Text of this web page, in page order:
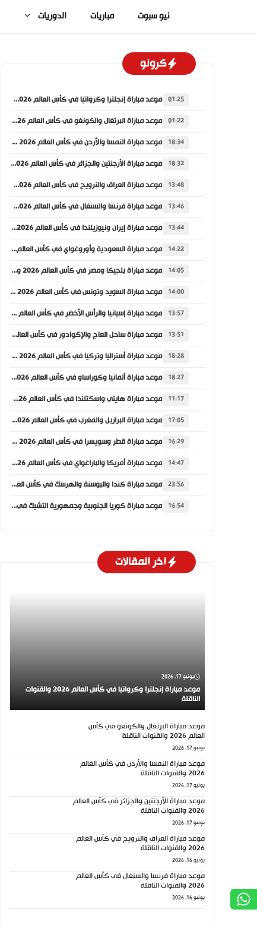
المحتوى
نيو سبوت مباريات الدوريات
كرونو
01:25 موعد مباراة إنجلترا وكرواتيا في كأس العالم 2026 والقنوات الناقلة
01:22 موعد مباراة البرتغال والكونغو في كأس العالم 2026 والقنوات الناقلة
18:34 موعد مباراة النمسا والأردن في كأس العالم 2026 والقنوات الناقلة
18:32 موعد مباراة الأرجنتين والجزائر في كأس العالم 2026 والقنوات الناقلة
13:48 موعد مباراة العراق والنرويج في كأس العالم 2026 والقنوات الناقلة
13:46 موعد مباراة فرنسا والسنغال في كأس العالم 2026 والقنوات الناقلة
13:44 موعد مباراة إيران ونيوزيلندا في كأس العالم 2026 والقنوات الناقلة
14:22 موعد مباراة السعودية وأوروغواي في كأس العالم 2026 والقنوات الناقلة
14:05 موعد مباراة بلجيكا ومصر في كأس العالم 2026 والقنوات الناقلة
14:00 موعد مباراة السويد وتونس في كأس العالم 2026 والقنوات الناقلة
13:57 موعد مباراة إسبانيا والرأس الأخضر في كأس العالم 2026 والقنوات الناقلة
13:51 موعد مباراة ساحل العاج والإكوادور في كأس العالم 2026 والقنوات الناقلة
18:28 موعد مباراة أستراليا وتركيا في كأس العالم 2026 والقنوات الناقلة
18:27 موعد مباراة ألمانيا وكوراساو في كأس العالم 2026 والقنوات الناقلة
11:17 موعد مباراة هايتي واسكتلندا في كأس العالم 2026 والقنوات الناقلة
17:05 موعد مباراة البرازيل والمغرب في كأس العالم 2026 والقنوات الناقلة
16:29 موعد مباراة قطر وسويسرا في كأس العالم 2026 والقنوات الناقلة
14:47 موعد مباراة أمريكا والباراغواي في كأس العالم 2026 والقنوات الناقلة
23:56 موعد مباراة كندا والبوسنة والهرسك في كأس العالم 2026 والقنوات الناقلة
16:54 موعد مباراة كوريا الجنوبية وجمهورية التشيك في كأس العالم 2026 والقنوات الناقلة
اخر المقالات
يونيو 17, 2026
موعد مباراة إنجلترا وكرواتيا في كأس العالم 2026 والقنوات
الناقلة
موعد مباراة البرتغال والكونغو في كأس
العالم 2026 والقنوات الناقلة
يونيو 17, 2026
موعد مباراة النمسا والأردن في كأس العالم
2026 والقنوات الناقلة
يونيو 17, 2026
موعد مباراة الأرجنتين والجزائر في كأس العالم
2026 والقنوات الناقلة
يونيو 17, 2026
موعد مباراة العراق والنرويج في كأس العالم
2026 والقنوات الناقلة
يونيو 16, 2026
موعد مباراة فرنسا والسنغال في كأس العالم
2026 والقنوات الناقلة
يونيو 16, 2026